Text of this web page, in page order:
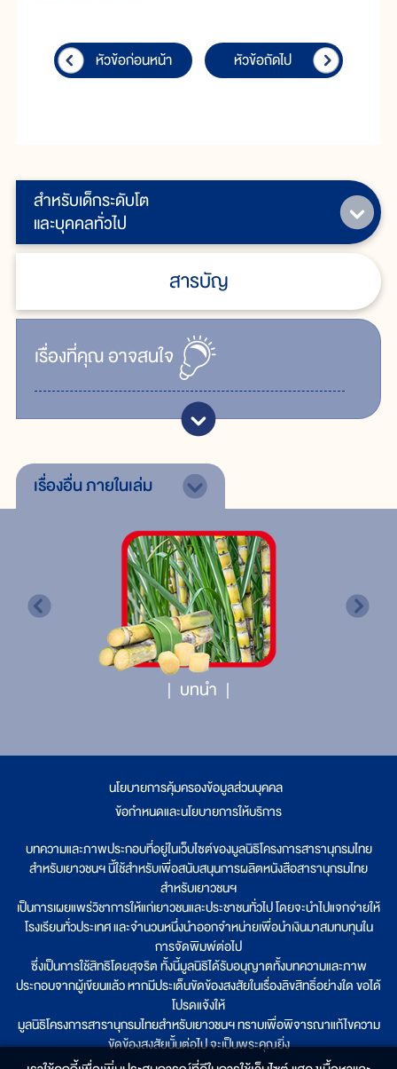
สำหรับเด็กระดับโต
และบุคคลทั่วไป
สารบัญ
เรื่ิองที่คุณอาจสนใจ
หัวข้อก่อนหน้า หัวข้อถัดไป
เรื่องอื่นภายในเล่ม
บทนำ
นโยบายการคุ้มครองข้อมูลส่วนบุคคล
ข้อกำหนดและนโยบายการให้บริการ
บทความและภาพประกอบที่อยู่ในเว็บไซต์ของมูลนิธิโครงการสารานุกรมไทย
สำหรับเยาวชนฯ นี้ใช้สำหรับเพื่อสนับสนุนการผลิตหนังสือสารานุกรมไทย
สำหรับเยาวชนฯ
เป็นการเผยแพร่วิชาการให้แก่เยาวชนและประชาชนทั่วไป โดยจะนำไปแจกจ่ายให้
โรงเรียนทั่วประเทศ และจำนวนหนึ่งนำออกจำหน่ายเพื่อนำเงินมาสมทบทุนใน
การจัดพิมพ์ต่อไป
ซึ่งเป็นการใช้สิทธิโดยสุจริต ทั้งนี้มูลนิธิได้รับอนุญาตทั้งบทความและภาพ
ประกอบจากผู้เขียนแล้ว หากมีประเด็นขัดข้องสงสัยในเรื่องลิขสิทธิ์อย่างใด ขอได้
โปรดแจ้งให้
มูลนิธิโครงการสารานุกรมไทยสำหรับเยาวชนฯ ทราบเพื่อพิจารณาแก้ไขความ
ขัดข้องสงสัยนั้นต่อไป จะเป็นพระคุณยิ่ง